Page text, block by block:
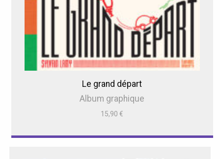
Le grand départ
Album graphique
15,90€